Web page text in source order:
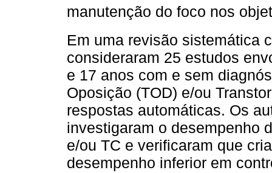
manutenção do foco nos
Em uma revisão sistemática
consideraram 25 estudos
e 17 anos com e sem
Oposição (TOD) e/ou
respostas automáticas. Os
investigaram o desempenho
e/ou TC e verificaram que
desempenho inferior em